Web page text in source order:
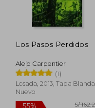
Los Pasos Perdidos
Alejo Carpentier
(1)
Losada, 2013, Tapa Blanda,
Nuevo